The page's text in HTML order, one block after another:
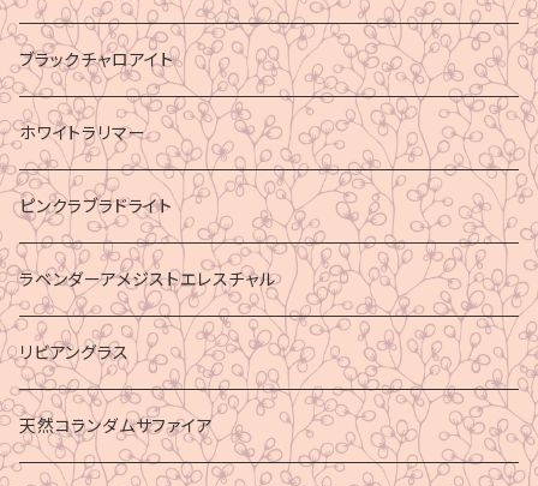
ブラックチャロアイト
ホワイトラリマー
ピンクラブラドライト
ラベンダーアメジストエレスチャル
リビアングラス
天然コランダムサファイア